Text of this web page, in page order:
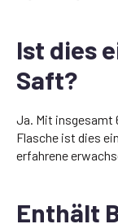
Ist dies
Saft?
Ja. Mit insgesamt
Flasche ist dies
erfahrene
Enthält